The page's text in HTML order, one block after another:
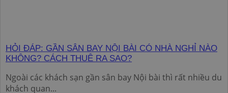
HỎI ĐÁP: GẦN SÂN BAY NỘI BÀI CÓ NHÀ NGHỈ NÀO
KHÔNG? CÁCH THUÊ RA SAO?
Ngoài các khách sạn gần sân bay Nội bài thì rất nhiều du
khách quan...